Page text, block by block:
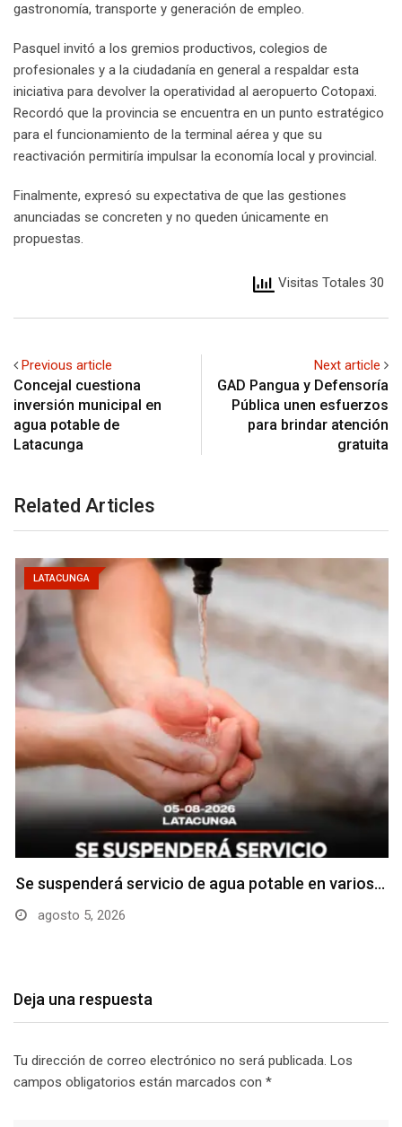
gastronomía, transporte y generación de empleo.
Pasquel invitó a los gremios productivos, colegios de
profesionales y a la ciudadanía en general a respaldar esta
iniciativa para devolver la operatividad al aeropuerto Cotopaxi.
Recordó que la provincia se encuentra en un punto estratégico
para el funcionamiento de la terminal aérea y que su
reactivación permitiría impulsar la economía local y provincial.
Finalmente, expresó su expectativa de que las gestiones
anunciadas se concreten y no queden únicamente en
propuestas.
Visitas Totales 30
Previous article
Concejal cuestiona
inversión municipal en
agua potable de
Latacunga
Next article
GAD Pangua y Defensoría
Pública unen esfuerzos
para brindar atención
gratuita
Related Articles
LATACUNGA
Se suspenderá servicio de agua potable en varios…
agosto 5, 2026
Deja una respuesta
Tu dirección de correo electrónico no será publicada. Los
campos obligatorios están marcados con *